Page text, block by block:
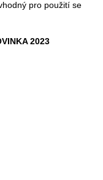
pro použití se
2023